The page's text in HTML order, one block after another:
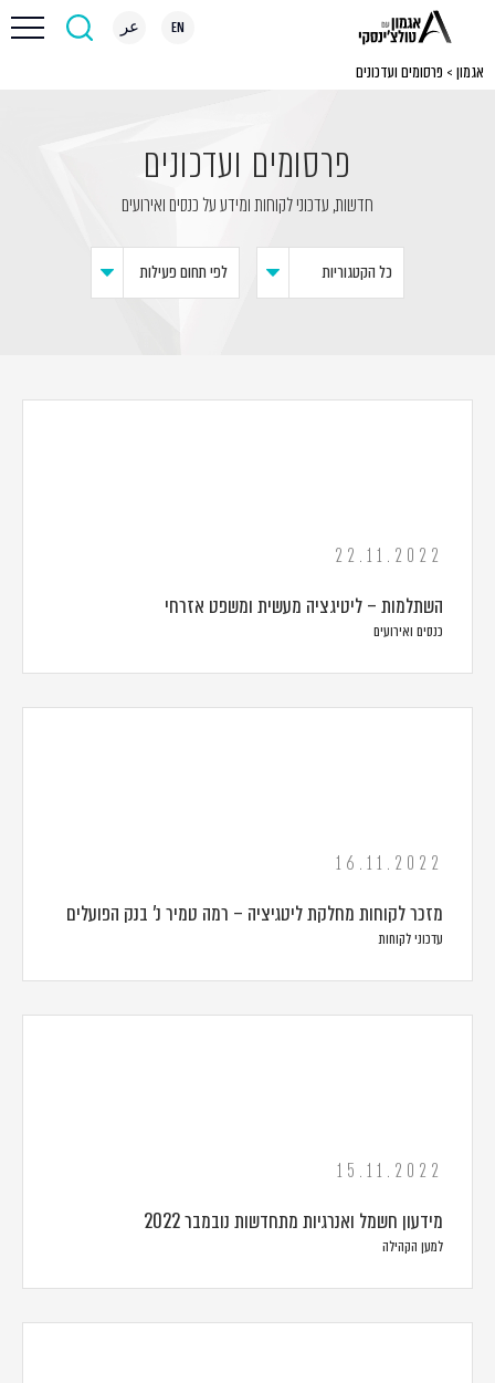
EN عر
אגמון > פרסומים ועדכונים
פרסומים ועדכונים
חדשות, עדכוני לקוחות ומידע על כנסים ואירועים
22.11.2022
השתלמות – ליטיגציה מעשית ומשפט אזרחי
כנסים ואירועים
16.11.2022
מזכר לקוחות מחלקת ליטגיציה – רמה טמיר נ' בנק הפועלים
עדכוני לקוחות
15.11.2022
מידעון חשמל ואנרגיות מתחדשות נובמבר 2022
למען הקהילה